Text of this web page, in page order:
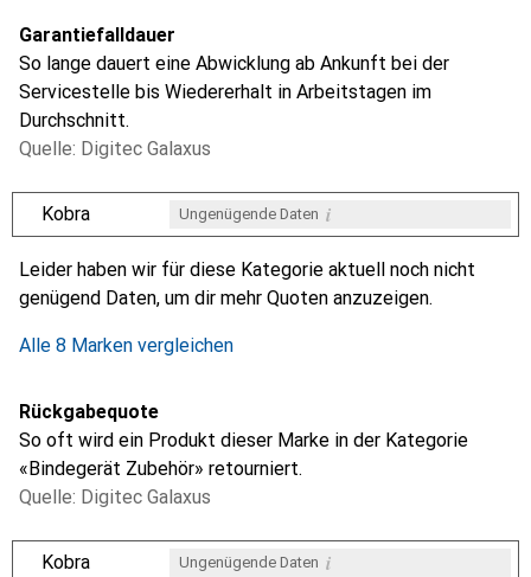
Garantiefalldauer
So lange dauert eine Abwicklung ab Ankunft bei der
Servicestelle bis Wiedererhalt in Arbeitstagen im
Durchschnitt.
Quelle: Digitec Galaxus
Kobra Ungenügende Daten i
Leider haben wir für diese Kategorie aktuell noch nicht
genügend Daten, um dir mehr Quoten anzuzeigen.
Alle 8 Marken vergleichen
Rückgabequote
So oft wird ein Produkt dieser Marke in der Kategorie
«Bindegerät Zubehör» retourniert.
Quelle: Digitec Galaxus
Kobra Ungenügende Daten i